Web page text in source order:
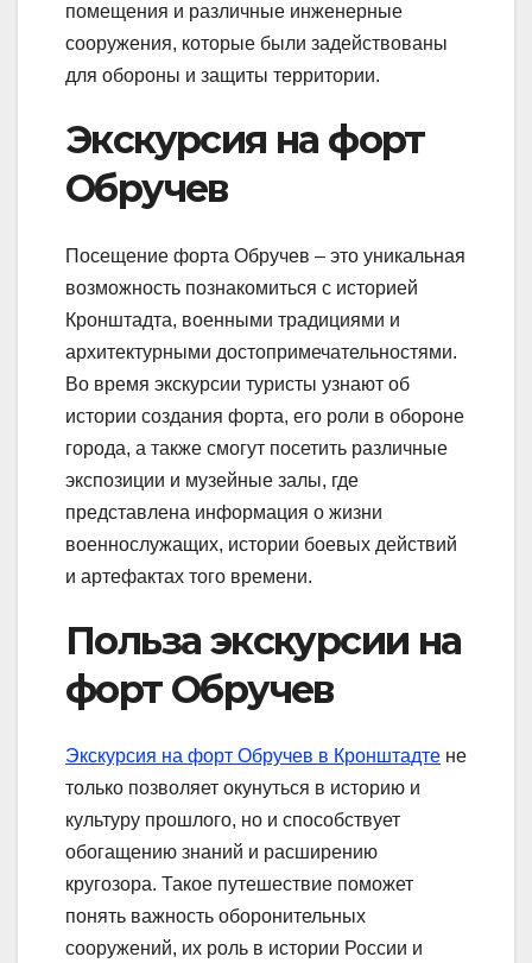
помещения и различные инженерные
сооружения, которые были задействованы
для обороны и защиты территории.
Экскурсия на форт
Обручев
Посещение форта Обручев – это уникальная
возможность познакомиться с историей
Кронштадта, военными традициями и
архитектурными достопримечательностями.
Во время экскурсии туристы узнают об
истории создания форта, его роли в обороне
города, а также смогут посетить различные
экспозиции и музейные залы, где
представлена информация о жизни
военнослужащих, истории боевых действий
и артефактах того времени.
Польза экскурсии на
форт Обручев
Экскурсия на форт Обручев в Кронштадте не
только позволяет окунуться в историю и
культуру прошлого, но и способствует
обогащению знаний и расширению
кругозора. Такое путешествие поможет
понять важность оборонительных
сооружений, их роль в истории России и